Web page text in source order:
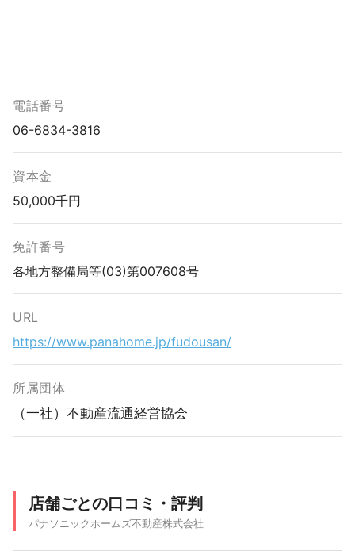
電話番号
06-6834-3816
資本金
50,000千円
免許番号
各地方整備局等(03)第007608号
URL
https://www.panahome.jp/fudousan/
所属団体
（一社）不動産流通経営協会
店舗ごとの口コミ・評判
パナソニックホームズ不動産株式会社